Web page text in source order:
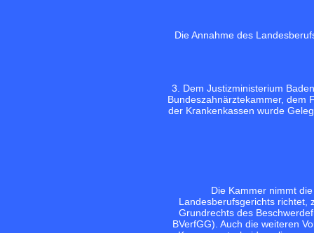
Die Annahme des
3. Dem Justizministerium
Bundeszahnärztekammer, dem
der Krankenkassen wurde
Die Kammer nimmt
Landesberufsgerichts richtet,
Grundrechts des
BVerfGG). Auch die weiteren